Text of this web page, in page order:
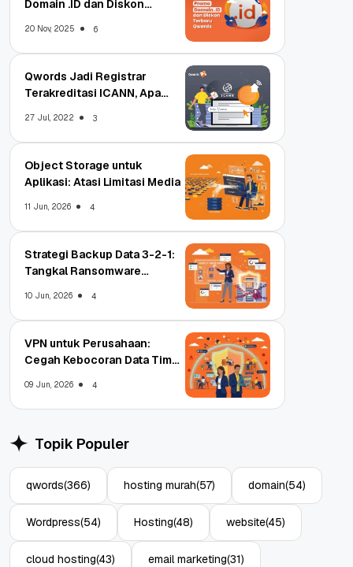
Domain .ID dan Diskon
20 Nov, 2025 6
Qwords Jadi Registrar
Terakreditasi ICANN, Apa
27 Jul, 2022 3
Object Storage untuk
Aplikasi: Atasi Limitasi Media
11 Jun, 2026 4
Strategi Backup Data 3-2-1:
Tangkal Ransomware
10 Jun, 2026 4
VPN untuk Perusahaan:
Cegah Kebocoran Data Tim
09 Jun, 2026 4
Topik Populer
qwords(366) hosting murah(57) domain(54)
Wordpress(54) Hosting(48) website(45)
cloud hosting(43) email marketing(31)